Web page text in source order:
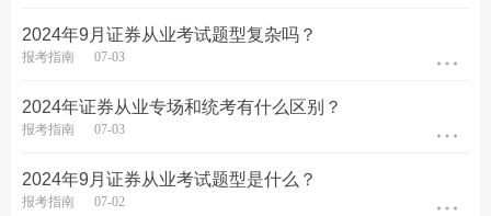
升备考效率的考生来说，是一份再适合不过的精品
资料！【立即进入>>证券干货笔记
2024年9月证券从业考试题型复杂吗？
报考指南 07-03
2024年证券从业专场和统考有什么区别？
报考指南 07-03
2024年9月证券从业考试题型是什么？
报考指南 07-02